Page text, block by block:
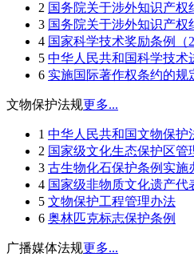
2 国务院关于涉外知识产权
3 国务院关于涉外知识产权
4 国家科学技术奖励条例（
5 中华人民共和国科学技术
6 实施国际著作权条约的规
文物保护法规更多...
1 中华人民共和国文物保护
2 国家级文化生态保护区管
3 古生物化石保护条例实施
4 国家级非物质文化遗产
5 文物保护工程管理办法
6 奥林匹克标志保护条例
广播媒体法规更多...